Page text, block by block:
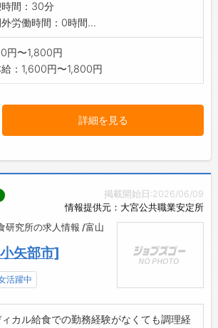
夕:60食
日使用する野菜の下処理(カット等)。
業未経験の方でも大歓迎です。
間：30分
労働時間：0時間...
円〜1,800円
：1,600円〜1,800円
詳細を見る
掲載開始日:2026/06/09
情報提供元：大宮公共職業安定所
究所の求人情報 /富山
矢部市]
活躍中
ィカル給食での勤務経験がなくても調理経